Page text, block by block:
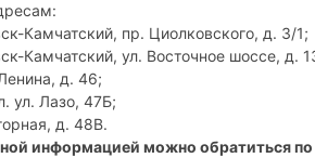
Камчатский, пр. Циолковского, д. 3/1;
Камчатский, ул. Восточное шоссе, д.
д. 46;
ул. Лазо, 47Б;
д. 48В.
информацией можно обратиться